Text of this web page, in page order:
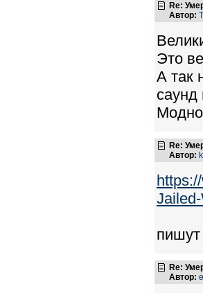
Re:
Автор:
Это
А так
саунд
Re:
Автор:
пишут
Re:
Автор: